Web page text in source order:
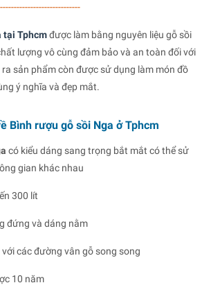
tại Tphcmđược làm bằng nguyên liệu gỗ sồi
lượng vô cùng đảm bảo và an toàn đối với
sản phẩm còn được sử dụng làm món đồ
ý nghĩa và đẹp mắt.
Bình rượu gỗ sồi Nga ở Tphcm
có kiểu dáng sang trọng bắt mắt có thể sử
gian khác nhau
300 lít
đứng và dáng nằm
các đường vân gỗ song song
10 năm